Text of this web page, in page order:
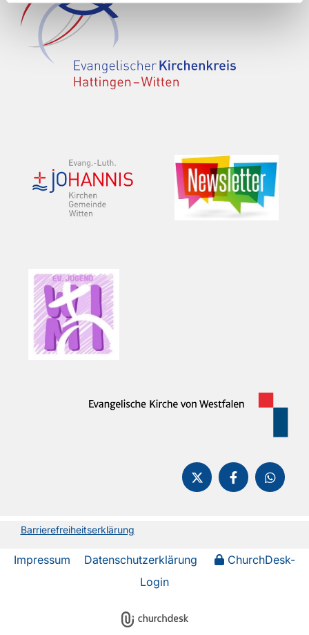
Barrierefreiheitserklärung
Impressum Datenschutzerklärung
ChurchDesk-
Login